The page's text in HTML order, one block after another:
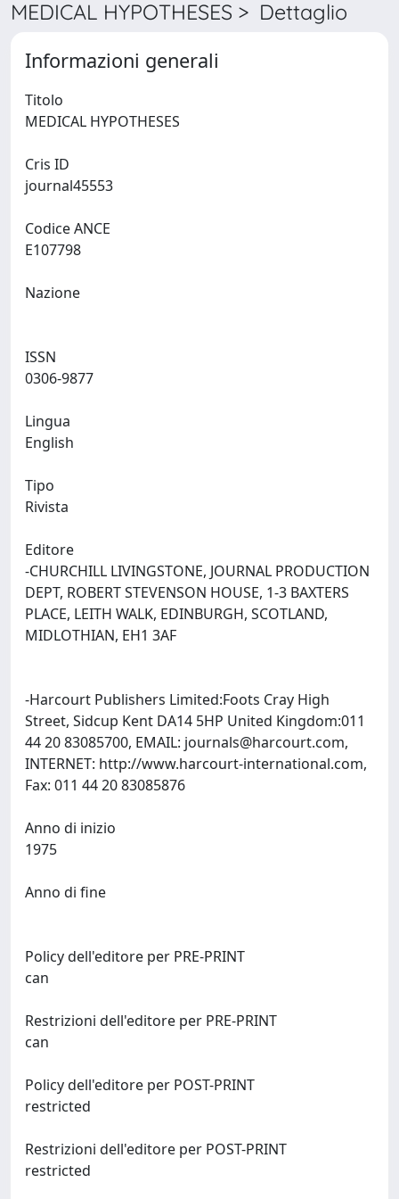
MEDICAL HYPOTHESES > Dettaglio
Informazioni generali
Titolo
Cris ID
Codice ANCE
Nazione
ISSN
Lingua
Tipo
Rivista
Editore
-CHURCHILL LIVINGSTONE, JOURNAL PRODUCTION
DEPT, ROBERT STEVENSON HOUSE, 1-3 BAXTERS
PLACE, LEITH WALK, EDINBURGH, SCOTLAND,
MIDLOTHIAN, EH1 3AF
-Harcourt Publishers Limited:Foots Cray High
Street, Sidcup Kent DA14 5HP United Kingdom:011
44 20 83085700, EMAIL: journals@harcourt.com,
INTERNET: http://www.harcourt-international.com,
Anno di inizio
Anno di fine
Policy dell'editore per PRE-PRINT
Restrizioni dell'editore per PRE-PRINT
Policy dell'editore per POST-PRINT
Restrizioni dell'editore per POST-PRINT